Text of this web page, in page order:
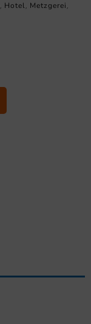
, Hotel , Metzgerei ,